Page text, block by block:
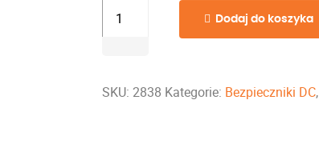
ilość
Dodaj do koszyka
SKU: 2838 Kategorie: Bezpieczniki DC,